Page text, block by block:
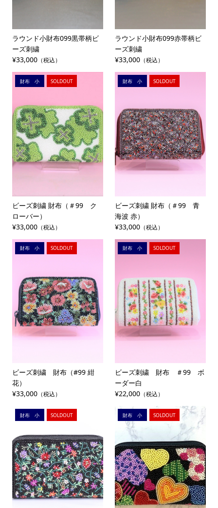
ラウンド小財布099黒帯柄ビ
ーズ刺繍
¥33,000（税込）
ラウンド小財布099赤帯柄ビ
ーズ刺繍
¥33,000 （税込）
財布 小 SOLDOUT
ビーズ刺繍 財布（＃99 ク
ローバー）
¥33,000（税込）
財布 小 SOLDOUT
ビーズ刺繍 財布（＃99 青
海波 赤）
¥33,000 （税込）
財布 小 SOLDOUT
ビーズ刺繍 財布（#99 紺
花）
¥33,000（税込）
財布 小 SOLDOUT
ビーズ刺繍 財布 ＃99 ボ
ーダー白
¥22,000 （税込）
財布 小 SOLDOUT 財布 小 SOLDOUT